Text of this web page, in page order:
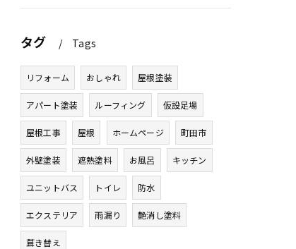
タグ Tags
リフォーム おしゃれ 屋根塗装
アパート塗装 ルーフィング 仮設足場
屋根工事 屋根 ホームページ 町田市
外壁塗装 遮熱塗料 お風呂 キッチン
ユニットバス トイレ 防水
エクステリア 雨漏り 艶消し塗料
葺き替え